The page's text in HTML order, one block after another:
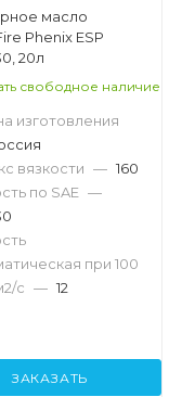
масло
Phenix ESP
20л
свободное наличие
изготовления
вязкости — 160
по SAE —
при 100
с — 12
ЗАКАЗАТЬ